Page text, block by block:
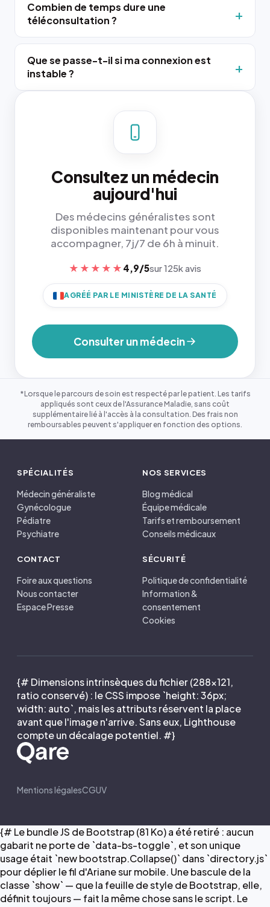
Combien de temps dure une
téléconsultation ?
Que se passe-t-il si ma connexion est
instable ?
Consultez un médecin
aujourd'hui
Des médecins généralistes sont
disponibles maintenant pour vous
accompagner, 7j/7 de 6h à minuit.
★★★★★ 4,9/5sur 125k avis
AGRÉÉ PAR LE MINISTÈRE DE LA SANTÉ
Consulter un médecin
*Lorsque le parcours de soin est respecté par le patient. Les tarifs
appliqués sont ceux de l'Assurance Maladie, sans coût
supplémentaire lié à l'accès à la consultation. Des frais non
remboursables peuvent s'appliquer en fonction des options.
SPÉCIALITÉS
Médecin généraliste
Gynécologue
Pédiatre
Psychiatre
NOS SERVICES
Blog médical
Équipe médicale
Tarifs et remboursement
Conseils médicaux
CONTACT
Foire aux questions
Nous contacter
Espace Presse
SÉCURITÉ
Politique de confidentialité
Information &
consentement
Cookies
{# Dimensions intrinsèques du fichier (288×121,
ratio conservé) : le CSS impose `height: 36px;
width: auto`, mais les attributs réservent la place
avant que l'image n'arrive. Sans eux, Lighthouse
compte un décalage potentiel. #}
Mentions légalesCGUV
{# Le bundle JS de Bootstrap (81 Ko) a été retiré : aucun
gabarit ne porte de `data-bs-toggle`, et son unique
usage était `new bootstrap.Collapse()` dans `directory.js`
pour déplier le fil d'Ariane sur mobile. Une bascule de la
classe `show` — que la feuille de style de Bootstrap, elle,
définit toujours — fait la même chose sans le script. Le